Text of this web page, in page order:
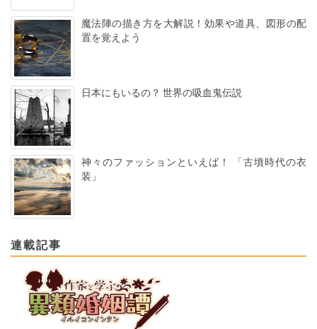
魔法陣の描き方を大解説！効果や道具、図形の配
置を覚えよう
日本にもいるの？ 世界の吸血鬼伝説
神々のファッションといえば！ 「古墳時代の衣
装」
連載記事